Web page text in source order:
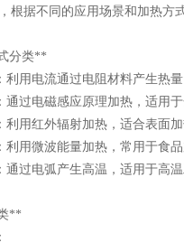
根据不同的应用场景和加热方
分类**
用电流通过电阻材料产生热量
过电磁感应原理加热，适用于
用红外辐射加热，适合表面加
用微波能量加热，常用于食品
过电弧产生高温，适用于高温
**